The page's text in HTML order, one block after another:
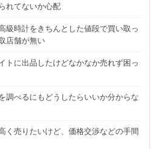
れてないか心配
級時計をきちんとした値段で買い取っ
店舗が無い
トに出品したけどなかなか売れず困っ
調べるにもどうしたらいいか分からな
く売りたいけど、価格交渉などの手間